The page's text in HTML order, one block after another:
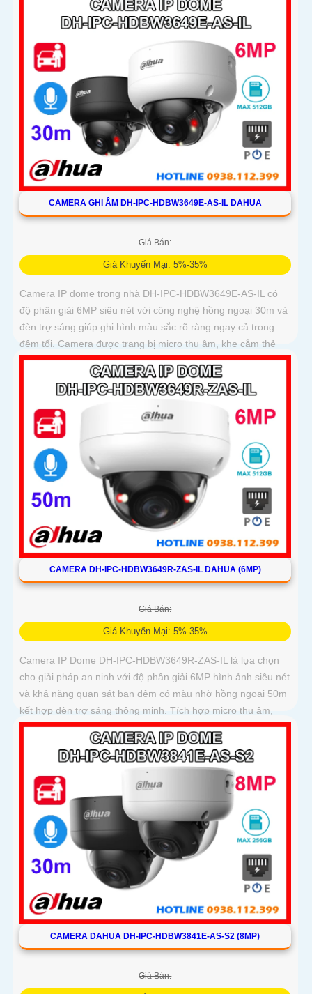
người và xe giúp cảnh báo hiệu quả hơn
CAMERA GHI ÂM DH-IPC-HDBW3649E-AS-IL DAHUA
Giá Bán:
Giá Khuyến Mại: 5%-35%
Camera IP dome trong nhà DH-IPC-HDBW3649E-AS-IL có
độ phân giải 6MP siêu nét với công nghệ hồng ngoại 30m và
đèn trợ sáng giúp ghi hình màu sắc rõ ràng ngay cả trong
đêm tối. Camera được trang bị micro thu âm, khe cắm thẻ
nhớ lên đến 512GB và công nghệ AI thông minh nhận diện
chính xác người và phương tiện nâng cao hiệu quả giám sát
CAMERA DH-IPC-HDBW3649R-ZAS-IL DAHUA (6MP)
Giá Bán:
Giá Khuyến Mại: 5%-35%
Camera IP Dome DH-IPC-HDBW3649R-ZAS-IL là lựa chọn
cho giải pháp an ninh với độ phân giải 6MP hình ảnh siêu nét
và khả năng quan sát ban đêm có màu nhờ hồng ngoại 50m
kết hợp đèn trợ sáng thông minh. Tích hợp micro thu âm,
khe cắm thẻ nhớ lên đến 512GB và công nghệ AI phát hiện
chính xác người và xe, camera đáp ứng tối đa nhu cầu giám
sát chuyên nghiệp hỗ trợ PoE giúp lắp đặt dễ dàng
CAMERA DAHUA DH-IPC-HDBW3841E-AS-S2 (8MP)
Giá Bán: